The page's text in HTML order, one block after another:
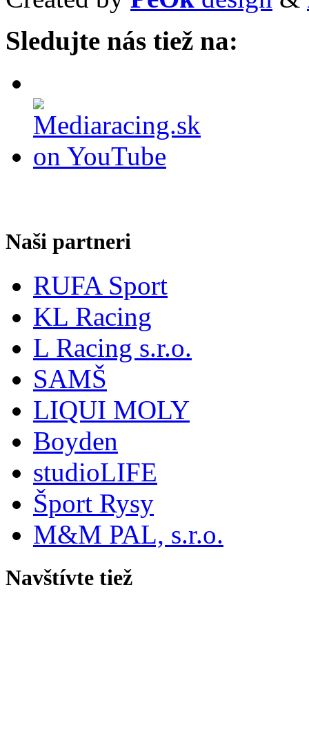
Sledujte nás tiež na:
Naši partneri
RUFA Sport
KL Racing
L Racing s.r.o.
SAMŠ
LIQUI MOLY
Boyden
studioLIFE
Šport Rysy
M&M PAL, s.r.o.
Navštívte tiež